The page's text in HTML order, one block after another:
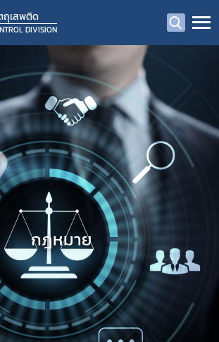
ถุเสพติด
DIVISION
กฎหมาย